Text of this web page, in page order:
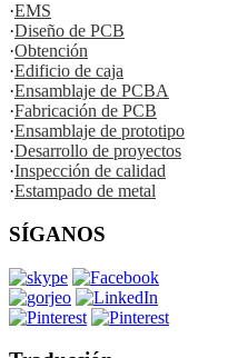
·EMS
·Diseño de PCB
·Obtención
·Edificio de caja
·Ensamblaje de PCBA
·Fabricación de PCB
·Ensamblaje de prototipo
·Desarrollo de proyectos
·Inspección de calidad
·Estampado de metal
SÍGANOS